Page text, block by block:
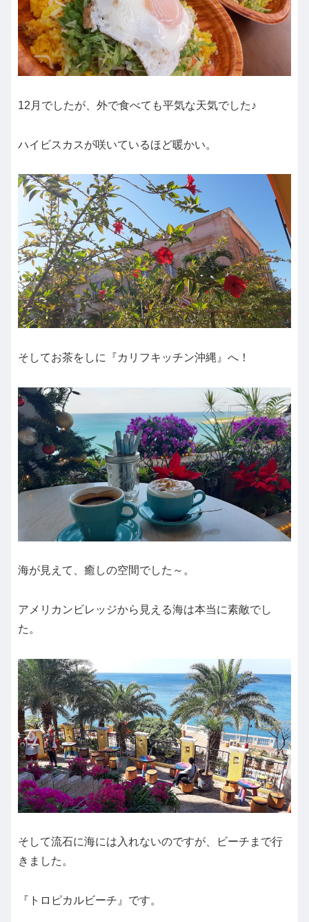
12月でしたが、外で食べても平気な天気でした♪
ハイビスカスが咲いているほど暖かい。
そしてお茶をしに『カリフキッチン沖縄』へ！
海が見えて、癒しの空間でした～。
アメリカンビレッジから見える海は本当に素敵でし
た。
そして流石に海には入れないのですが、ビーチまで行
きました。
『トロピカルビーチ』です。